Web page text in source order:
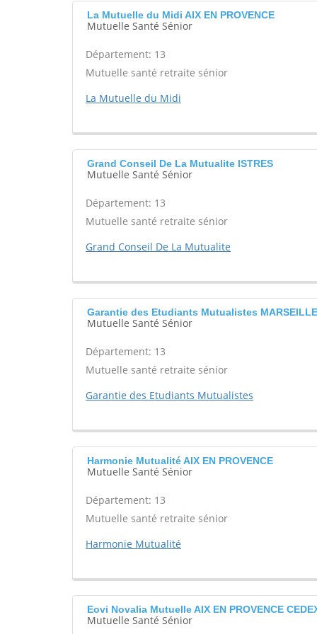
La Mutuelle du Midi AIX EN PROVENCE
Mutuelle Santé Sénior
Département: 13
Mutuelle santé retraite sénior
La Mutuelle du Midi
Grand Conseil De La Mutualite ISTRES
Mutuelle Santé Sénior
Département: 13
Mutuelle santé retraite sénior
Grand Conseil De La Mutualite
Garantie des Etudiants Mutualistes MARSEILLE
Mutuelle Santé Sénior
Département: 13
Mutuelle santé retraite sénior
Garantie des Etudiants Mutualistes
Harmonie Mutualité AIX EN PROVENCE
Mutuelle Santé Sénior
Département: 13
Mutuelle santé retraite sénior
Harmonie Mutualité
Eovi Novalia Mutuelle AIX EN PROVENCE
Mutuelle Santé Sénior